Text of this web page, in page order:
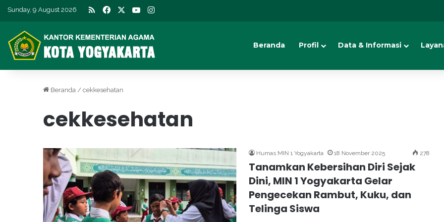
Sunday, 9 August 2026 RSS Facebook YouTube
Beranda Profil Data & Informasi
Beranda / cekkesehatan
cekkesehatan
Humas MIN 1 Yogyakarta 18 November 2025 278
Tanamkan Kebersihan Diri Sejak
Dini, MIN 1 Yogyakarta Gelar
Pengecekan Rambut, Kuku, dan
Telinga Siswa